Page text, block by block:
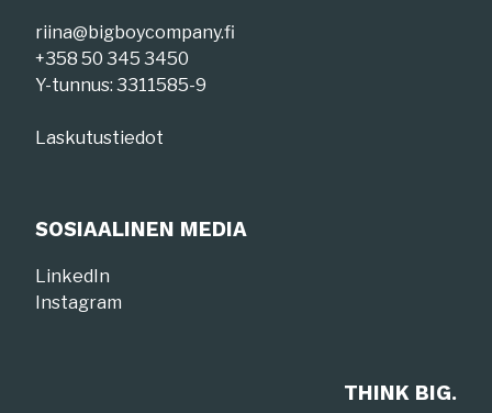
riina@bigboycompany.fi
+358 50 345 3450
Y-tunnus: 3311585-9
Laskutustiedot
SOSIAALINEN MEDIA
LinkedIn
Instagram
THINK BIG.